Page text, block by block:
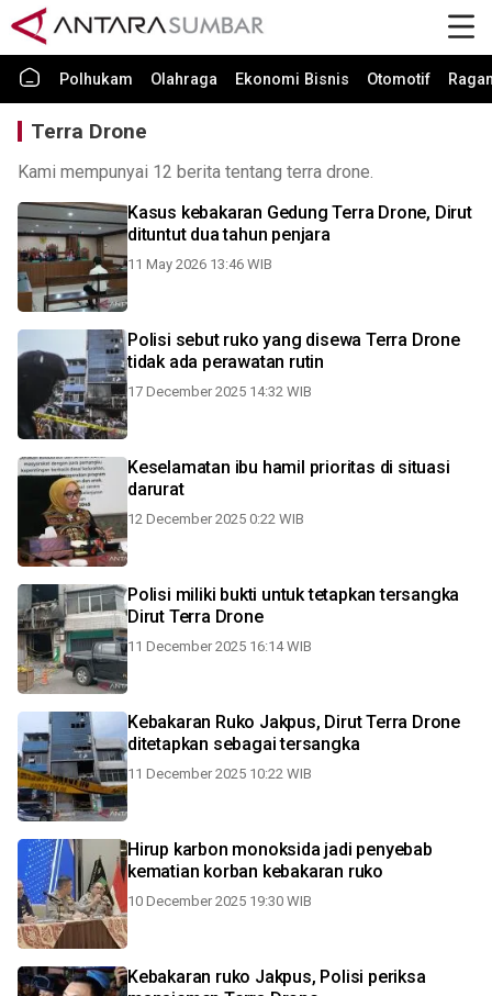
Polhukam Olahraga Ekonomi Bisnis Otomotif
Terra Drone
Kami mempunyai 12 berita tentang terra drone.
Kasus kebakaran Gedung Terra Drone, Dirut
dituntut dua tahun penjara
11 May 2026 13:46 WIB
Polisi sebut ruko yang disewa Terra Drone
tidak ada perawatan rutin
17 December 2025 14:32 WIB
Keselamatan ibu hamil prioritas di situasi
darurat
12 December 2025 0:22 WIB
Polisi miliki bukti untuk tetapkan tersangka
Dirut Terra Drone
11 December 2025 16:14 WIB
Kebakaran Ruko Jakpus, Dirut Terra Drone
ditetapkan sebagai tersangka
11 December 2025 10:22 WIB
Hirup karbon monoksida jadi penyebab
kematian korban kebakaran ruko
10 December 2025 19:30 WIB
Kebakaran ruko Jakpus, Polisi periksa